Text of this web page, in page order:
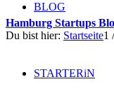
BLOG
STARTERiN
Hamburg Startups
Du bist hier: Startseite1 /